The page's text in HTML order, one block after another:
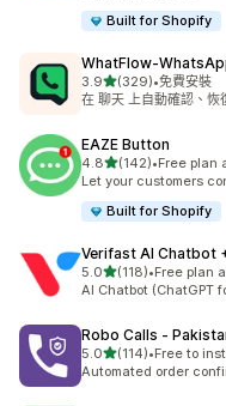
Built for Shopify
3.9滿分 5 顆星
(329)
共有 329 則評價
•免費安裝
在 聊天 上自動確認、恢
EAZE Button
4.8滿分 5 顆星
(142)
共有 142 則評價
•Free plan
Let your customers
Built for Shopify
Verifast AI Chatbot
5.0滿分 5 顆星
(118)
共有 118 則評價
•Free plan
AI Chatbot (ChatGPT
Robo Calls ‑
5.0滿分 5 顆星
(114)
共有 114 則評價
•Free to
Automated order